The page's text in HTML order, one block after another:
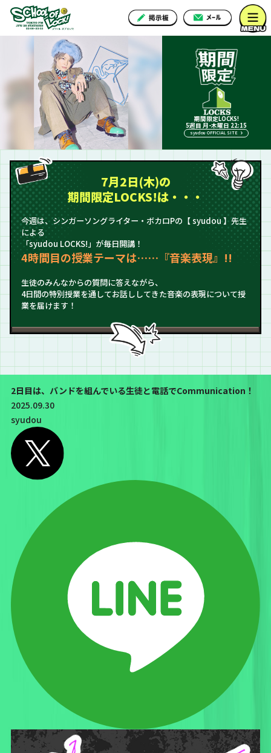
期間限定LOCKS!
5週目 月-木曜日 22:15
syudou OFFICIAL SITE
7月2日(木)の
期間限定LOCKS!は・・・
今週は、シンガーソングライター・ボカロPの【 syudou 】先生
による
「syudou LOCKS!」が毎日開講！
4時間目の授業テーマは……『音楽表現』!!
生徒のみんなからの質問に答えながら、
4日間の特別授業を通してお話ししてきた音楽の表現について授
業を届けます！
2日目は、バンドを組んでいる生徒と電話でCommunication！
2025.09.30
syudou